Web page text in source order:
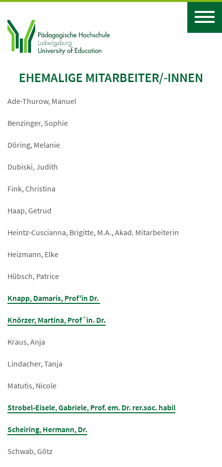
EHEMALIGE MITARBEITER/-INNEN
Ade-Thurow, Manuel
Benzinger, Sophie
Döring, Melanie
Dubiski, Judith
Fink, Christina
Haap, Getrud
Heintz-Cuscianna, Brigitte, M.A., Akad. Mitarbeiterin
Heizmann, Elke
Hübsch, Patrice
Knapp, Damaris, Prof'in Dr.
Knörzer, Martina, Prof´in. Dr.
Kraus, Anja
Lindacher, Tanja
Matutis, Nicole
Strobel-Eisele, Gabriele, Prof. em. Dr. rer.soc. habil
Scheiring, Hermann, Dr.
Schwab, Götz